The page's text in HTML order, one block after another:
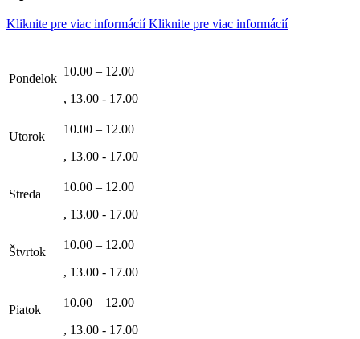
Kliknite pre viac informáciíKliknite pre viac informácií
Pondelok
10.00 – 12.00
, 13.00 - 17.00
Utorok
10.00 – 12.00
, 13.00 - 17.00
Streda
10.00 – 12.00
, 13.00 - 17.00
Štvrtok
10.00 – 12.00
, 13.00 - 17.00
Piatok
10.00 – 12.00
, 13.00 - 17.00